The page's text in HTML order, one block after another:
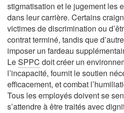
stigmatisation et le jugement les
dans leur carrière. Certains
victimes de discrimination ou
contrat terminé, tandis que
imposer un fardeau
LeSPPC doit créer un
l’incapacité, fournit le soutien
efficacement, et combat
Tous les employés doivent se
s’attendre à être traités avec